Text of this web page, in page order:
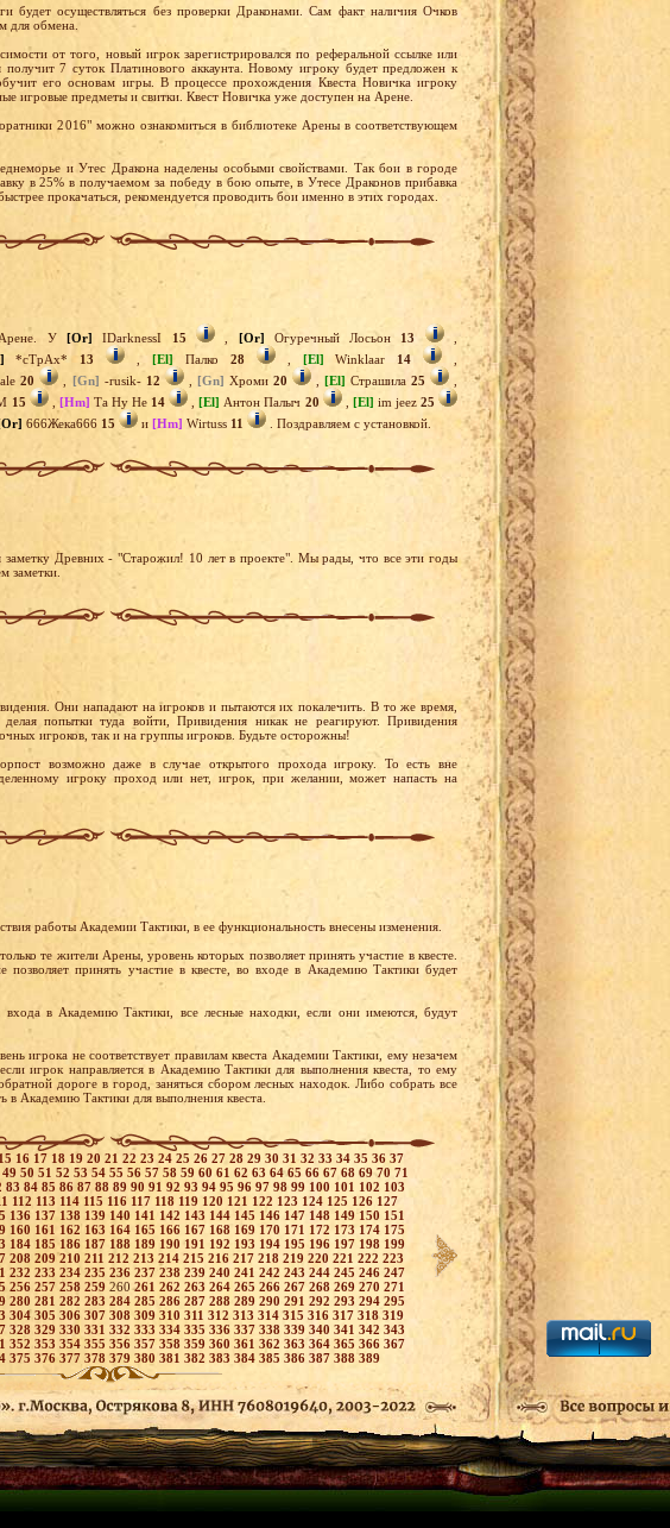
будет осуществляться без проверки Драконами. Сам факт наличия Очков
для обмена.
от того, новый игрок зарегистрировался по реферальной ссылке или
получит 7 суток Платинового аккаунта. Новому игроку будет предложен к
его основам игры. В процессе прохождения Квеста Новичка игроку
игровые предметы и свитки. Квест Новичка уже доступен на Арене.
2016" можно ознакомиться в библиотеке Арены в соответствующем
и Утес Дракона наделены особыми свойствами. Так бои в городе
в 25% в получаемом за победу в бою опыте, в Утесе Драконов прибавка
прокачаться, рекомендуется проводить бои именно в этих городах.
Арене. У[Or] IDarknessI 15 , [Or] Огуречный Лосьон 13
,
*сТрАх* 13 [El] Палко 28 , [El] Winklaar 14
20 [Gn] -rusik- 12 , [Gn] Хроми 20 , [El] Страшила 25
15 , [Hm] Та Ну Не 14 ,[El] Антон Палыч 20 , [El] im jeez25
666Жека666 15 и [Hm] Wirtuss 11 . Поздравляем с установкой.
Древних - "Старожил! 10 лет в проекте". Мы рады, что все эти годы
заметки.
Они нападают на игроков и пытаются их покалечить. В то же время,
попытки туда войти, Привидения никак не реагируют. Привидения
игроков, так и на группы игроков. Будьте осторожны!
возможно даже в случае открытого прохода игроку. То есть вне
игроку проход или нет, игрок, при желании, может напасть на
работы Академии Тактики, в ее функциональность внесены изменения.
те жители Арены, уровень которых позволяет принять участие в квесте.
принять участие в квесте, во входе в Академию Тактики будет
в Академию Тактики, все лесные находки, если они имеются, будут
игрока не соответствует правилам квеста Академии Тактики, ему незачем
игрок направляется в Академию Тактики для выполнения квеста, то ему
дороге в город, заняться сбором лесных находок. Либо собрать все
в Академию Тактики для выполнения квеста.
15 16 17 18 19 20 21 22 23 24 25 26 27 28 29 30 31 32 33 34 35 36 37
49 50 51 52 53 54 55 56 57 58 59 60 61 62 63 6465 66 67 68 69 70 71
83 84 85 86 87 88 89 90 91 92 93 94 95 96 97 98 99 100 101 102 103
112 113 114 115 116 117 118 119 120 121 122 123 124 125 126 127
136 137 138 139 140 141 142 143 144 145 146 147 148 149 150 151
160 161 162 163 164 165 166 167 168 169 170 171 172 173 174 175
184 185 186 187 188 189 190 191 192 193 194 195 196 197 198 199
208 209210 211 212 213 214 215 216 217 218 219 220 221 222 223
232 233 234 235 236 237 238 239 240 241 242 243 244 245 246 247
256 257 258 259 260261 262 263 264 265 266 267 268 269 270 271
280 281 282 283 284 285 286 287 288 289 290 291 292 293 294 295
304 305 306 307 308 309 310 311 312 313 314 315 316 317 318 319
328 329 330 331 332 333 334 335 336 337 338 339 340 341 342 343
352 353 354 355 356 357 358 359 360 361 362 363 364 365 366 367
375 376 377 378 379 380 381 382 383 384 385 386 387 388 389